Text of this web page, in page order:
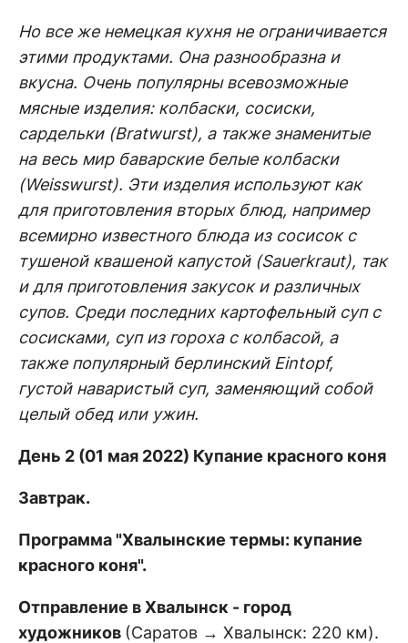
Но все же немецкая кухня не ограничивается
этими продуктами. Она разнообразна и
вкусна. Очень популярны всевозможные
мясные изделия: колбаски, сосиски,
сардельки (Bratwurst), а также знаменитые
на весь мир баварские белые колбаски
(Weisswurst). Эти изделия используют как
для приготовления вторых блюд, например
всемирно известного блюда из сосисок с
тушеной квашеной капустой (Sauerkraut), так
и для приготовления закусок и различных
супов. Среди последних картофельный суп с
сосисками, суп из гороха с колбасой, а
также популярный берлинский Eintopf,
густой наваристый суп, заменяющий собой
целый обед или ужин.
День 2 (01 мая 2022) Купание красного коня
Завтрак.
Программа "Хвалынские термы: купание
красного коня".
Отправление в Хвалынск - город
художников (Саратов → Хвалынск: 220 км).